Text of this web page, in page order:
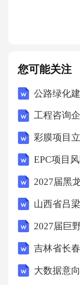
您可能关注
公路绿化
工程咨询
彩膜项目
EPC项目
大数据意